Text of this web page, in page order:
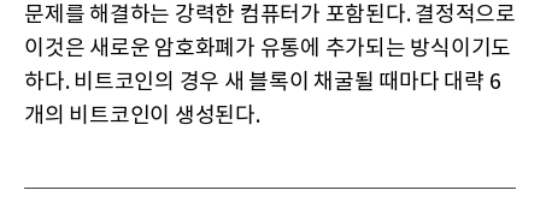
문제를 해결하는 강력한 컴퓨터가 포함된다. 결정적으로
이것은 새로운 암호화폐가 유통에 추가되는 방식이기도
하다. 비트코인의 경우 새 블록이 채굴될 때마다 대략 6
개의 비트코인이 생성된다.